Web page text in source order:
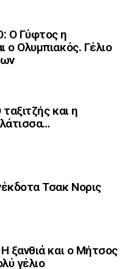
Ο Γύφτος η
ο Ολυμπιακός. Γέλιο
και η
Τσακ Νορις
ξανθιά και ο Μήτσος
γέλιο